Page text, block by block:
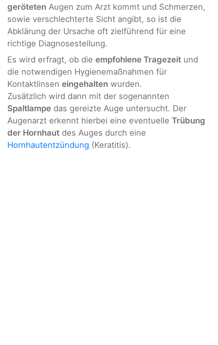
geröteten Augen zum Arzt kommt und Schmerzen,
sowie verschlechterte Sicht angibt, so ist die
Abklärung der Ursache oft zielführend für eine
richtige Diagnosestellung.
Es wird erfragt, ob die empfohlene Tragezeit und
die notwendigen Hygienemaßnahmen für
Kontaktlinsen eingehalten wurden.
Zusätzlich wird dann mit der sogenannten
Spaltlampe das gereizte Auge untersucht. Der
Augenarzt erkennt hierbei eine eventuelle Trübung
der Hornhaut des Auges durch eine
Hornhautentzündung (Keratitis).